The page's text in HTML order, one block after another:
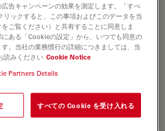
オプションの
告キャンペーンの効果を測定します。「すべ
ックすると、この事項およびこのデータを当
ご覧ください）と共有することに同意しま
ある「Cookieの設定」から、いつでも同意の
。当社の業務慣行の詳細につきましては、当
読みください Cookie Notice
Partners Details
すべての Cookie を受け入れる